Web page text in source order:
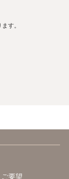
す。
ご要望